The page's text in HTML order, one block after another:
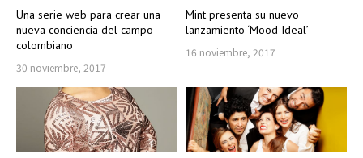
Una serie web para crear una
nueva conciencia del campo
colombiano
30 noviembre, 2017
Mint presenta su nuevo
lanzamiento ‘Mood Ideal’
16 noviembre, 2017